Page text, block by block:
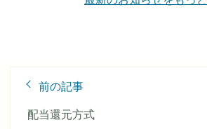
前の記事
配当還元方式